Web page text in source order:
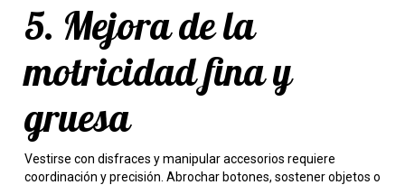
5. Mejora de la
motricidad fina y
gruesa
Vestirse con disfraces y manipular accesorios requiere
coordinación y precisión. Abrochar botones, sostener objetos o